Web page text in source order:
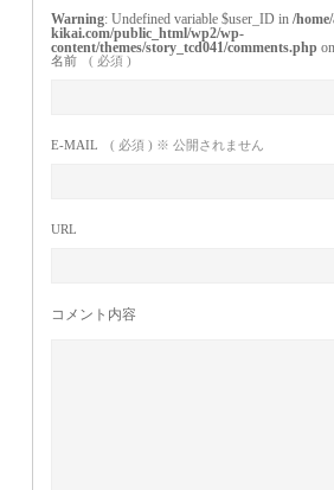
Warning : Undefined variable $user_ID in/
kikai.com/public_html/wp2/wp-
content/themes/story_tcd041/comments.php
名前 ( 必須 )
E-MAIL ( 必須 ) ※ 公開されません
URL
コメント内容